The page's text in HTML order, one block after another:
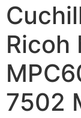
Ricoh
7502